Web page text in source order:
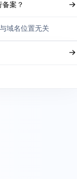
案？
域名位置无关